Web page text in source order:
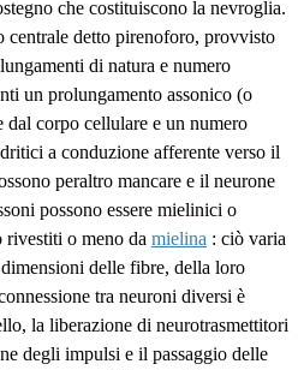
che costituiscono la nevroglia.
centrale detto pirenoforo, provvisto
di natura e numero
un prolungamento assonico (o
dal corpo cellulare e un numero
a conduzione afferente verso il
peraltro mancare e il neurone
possono essere mielinici o
rivestiti o meno da mielina : ciò varia
delle fibre, della loro
tra neuroni diversi è
la liberazione di neurotrasmettitori
degli impulsi e il passaggio delle